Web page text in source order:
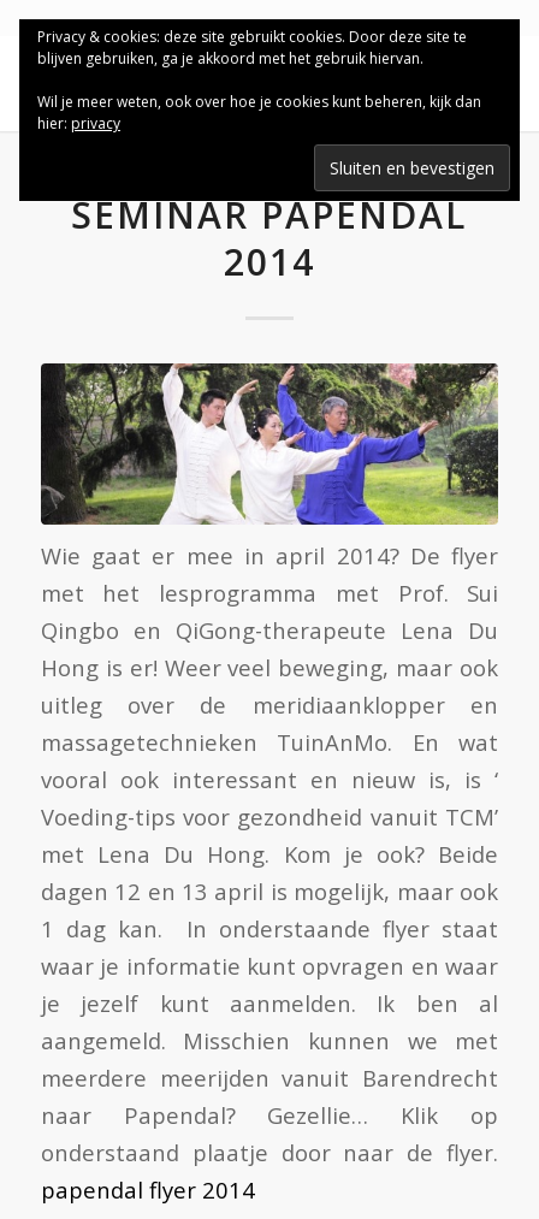
SEMINAR PAPENDAL
2014
Wie gaat er mee in april 2014? De flyer
met het lesprogramma met Prof. Sui
Qingbo en QiGong-therapeute Lena Du
Hong is er! Weer veel beweging, maar ook
uitleg over de meridiaanklopper en
massagetechnieken TuinAnMo. En wat
vooral ook interessant en nieuw is, is ‘
Voeding-tips voor gezondheid vanuit TCM’
met Lena Du Hong. Kom je ook? Beide
dagen 12 en 13 april is mogelijk, maar ook
1 dag kan. In onderstaande flyer staat
waar je informatie kunt opvragen en waar
je jezelf kunt aanmelden. Ik ben al
aangemeld. Misschien kunnen we met
meerdere meerijden vanuit Barendrecht
naar Papendal? Gezellie… Klik op
onderstaand plaatje door naar de flyer.
papendal flyer 2014
Privacy & cookies: deze site gebruikt cookies. Door deze site te
blijven gebruiken, ga je akkoord met het gebruik hiervan.
Wil je meer weten, ook over hoe je cookies kunt beheren, kijk dan
hier: privacy